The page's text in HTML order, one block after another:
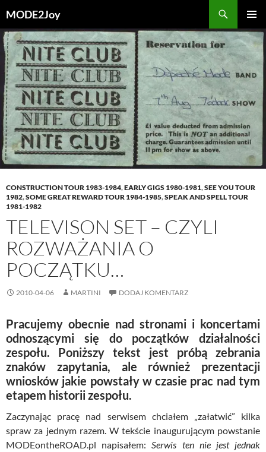
do
treści
MODE2Joy
MENU
CONSTRUCTION TOUR 1983-1984,EARLY GIGS 1980-1981,SEE YOU TOUR
1982,SOME GREAT REWARD TOUR 1984-1985,SPEAK AND SPELL TOUR
1981-1982
TELEVISON SET – CZYLI
ROZWAŻANIA O
POCZĄTKU…
2010-04-06 MARTINI DODAJ KOMENTARZ
Pracujemy obecnie nad stronami i koncertami
odnoszącymi się do początków działalności
zespołu. Poniższy tekst jest próbą zebrania
znaków zapytania, ale również prezentacji
wniosków jakie powstały w czasie prac nad tym
etapem historii zespołu.
Zaczynając pracę nad serwisem chciałem „załatwić” kilka
spraw za jednym razem. W tekście inaugurującym powstanie
MODEontheROAD.pl napisałem:Serwis ten nie jest jednak